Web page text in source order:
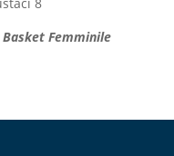
8
Femminile